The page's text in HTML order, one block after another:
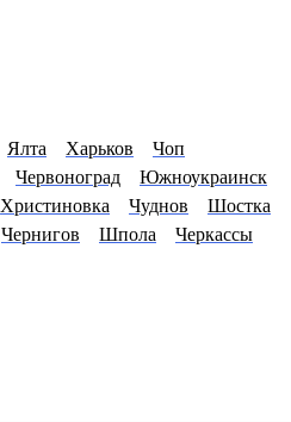
Ялта Харьков
Чоп
Червоноград
Южноукраинск
Христиновка Чуднов
Шостка
Чернигов Шпола Черкассы